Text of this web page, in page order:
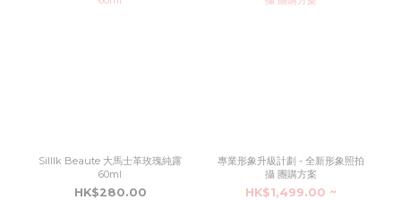
Silllk Beaute 大馬士革玫瑰純露
60ml
HK$280.00
專業形象升級計劃 - 全新形象照拍
攝 團購方案
HK$1,499.00 ~